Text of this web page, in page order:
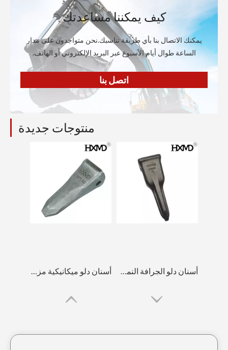
كيف يمكننا مساعدتك
يمكنك الاتصال بنا بأي طريقة تناسبك.نحن متواجدون على مدار
الساعة طوال أيام الأسبوع عبر البريد الإلكتروني أو الهاتف.
اتصل بنا
منتوجات جديدة